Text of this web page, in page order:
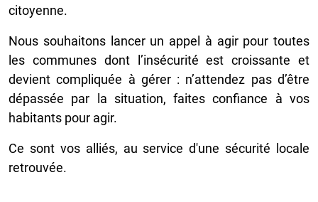
citoyenne.
Nous souhaitons lancer un appel à agir pour toutes
les communes dont l’insécurité est croissante et
devient compliquée à gérer : n’attendez pas d’être
dépassée par la situation, faites confiance à vos
habitants pour agir.
Ce sont vos alliés, au service d'une sécurité locale
retrouvée.